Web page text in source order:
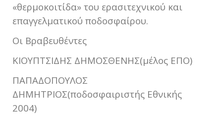
«θερμοκοιτίδα» του ερασιτεχνικού και
επαγγελματικού ποδοσφαίρου.
Οι Βραβευθέντες
ΚΙΟΥΠΤΣΙΔΗΣ ΔΗΜΟΣΘΕΝΗΣ(μέλος ΕΠΟ)
ΠΑΠΑΔΟΠΟΥΛΟΣ
ΔΗΜΗΤΡΙΟΣ(ποδοσφαιριστής Εθνικής
2004)